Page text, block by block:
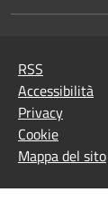
RSS
Accessibilità
Privacy
Cookie
Mappa del sito